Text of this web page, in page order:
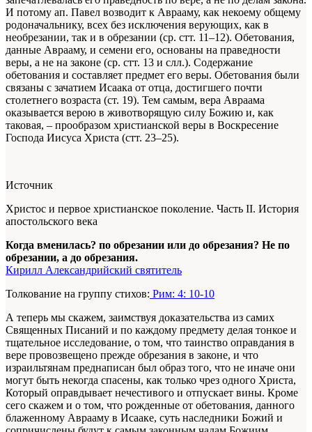
И потому ап. Павел возводит к Аврааму, как некоему общему
родоначальнику, всех без исключения верующих, как в
необрезании, так и в обрезании (ср. стт. 11–12). Обетования,
данные Аврааму, и семени его, основаны на праведности
веры, а не на законе (ср. стт. 13 и слл.). Содержание
обетования и составляет предмет его веры. Обетования были
связаны с зачатием Исаака от отца, достигшего почти
столетнего возраста (ст. 19). Тем самым, вера Авраама
оказывается верою в животворящую силу Божию и, как
таковая, – прообразом христианской веры в Воскресение
Господа Иисуса Христа (стт. 23–25).
Источник
Христос и первое христианское поколение. Часть II. История
апостольского века
Когда вменилась? по обрезании или до обрезания? Не по
обрезании, а до обрезания.
Кирилл Александрийский святитель
Толкование на группу стихов: Рим: 4: 10-10
А теперь мы скажем, заимствуя доказательства из самих
Священных Писаний и по каждому предмету делая тонкое и
тщательное исследование, о том, что таинство оправдания в
вере провозвещено прежде обрезания в законе, и что
израильтянам преднаписан был образ того, что не иначе они
могут быть некогда спасены, как только чрез одного Христа,
Который оправдывает нечестивого и отпускает вины. Кроме
сего скажем и о том, что рожденные от обетования, данного
блаженному Аврааму в Исааке, суть наследники Божий и